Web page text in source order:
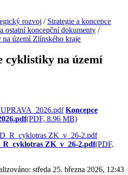
rozvoj / Strategie a koncepce
ostatní koncepční dokumenty /
území Zlínského kraje
cyklistiky na území
Koncepce
(PDF, 8.96 MB)
ZK_v_26-2.pdf(PDF,
středa 25. března 2026, 12:43